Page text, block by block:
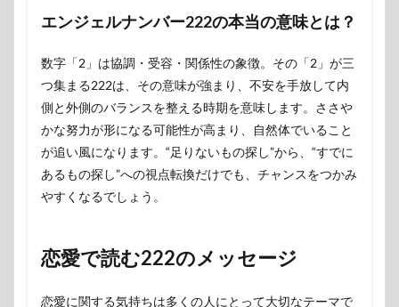
エンジェルナンバー222の本当の意味とは？
数字「2」は協調・受容・関係性の象徴。その「2」が三
つ集まる222は、その意味が強まり、不安を手放して内
側と外側のバランスを整える時期を意味します。ささや
かな努力が形になる可能性が高まり、自然体でいること
が追い風になります。“足りないもの探し”から、“すでに
あるもの探し”への視点転換だけでも、チャンスをつかみ
やすくなるでしょう。
恋愛で読む222のメッセージ
恋愛に関する気持ちは多くの人にとって大切なテーマで